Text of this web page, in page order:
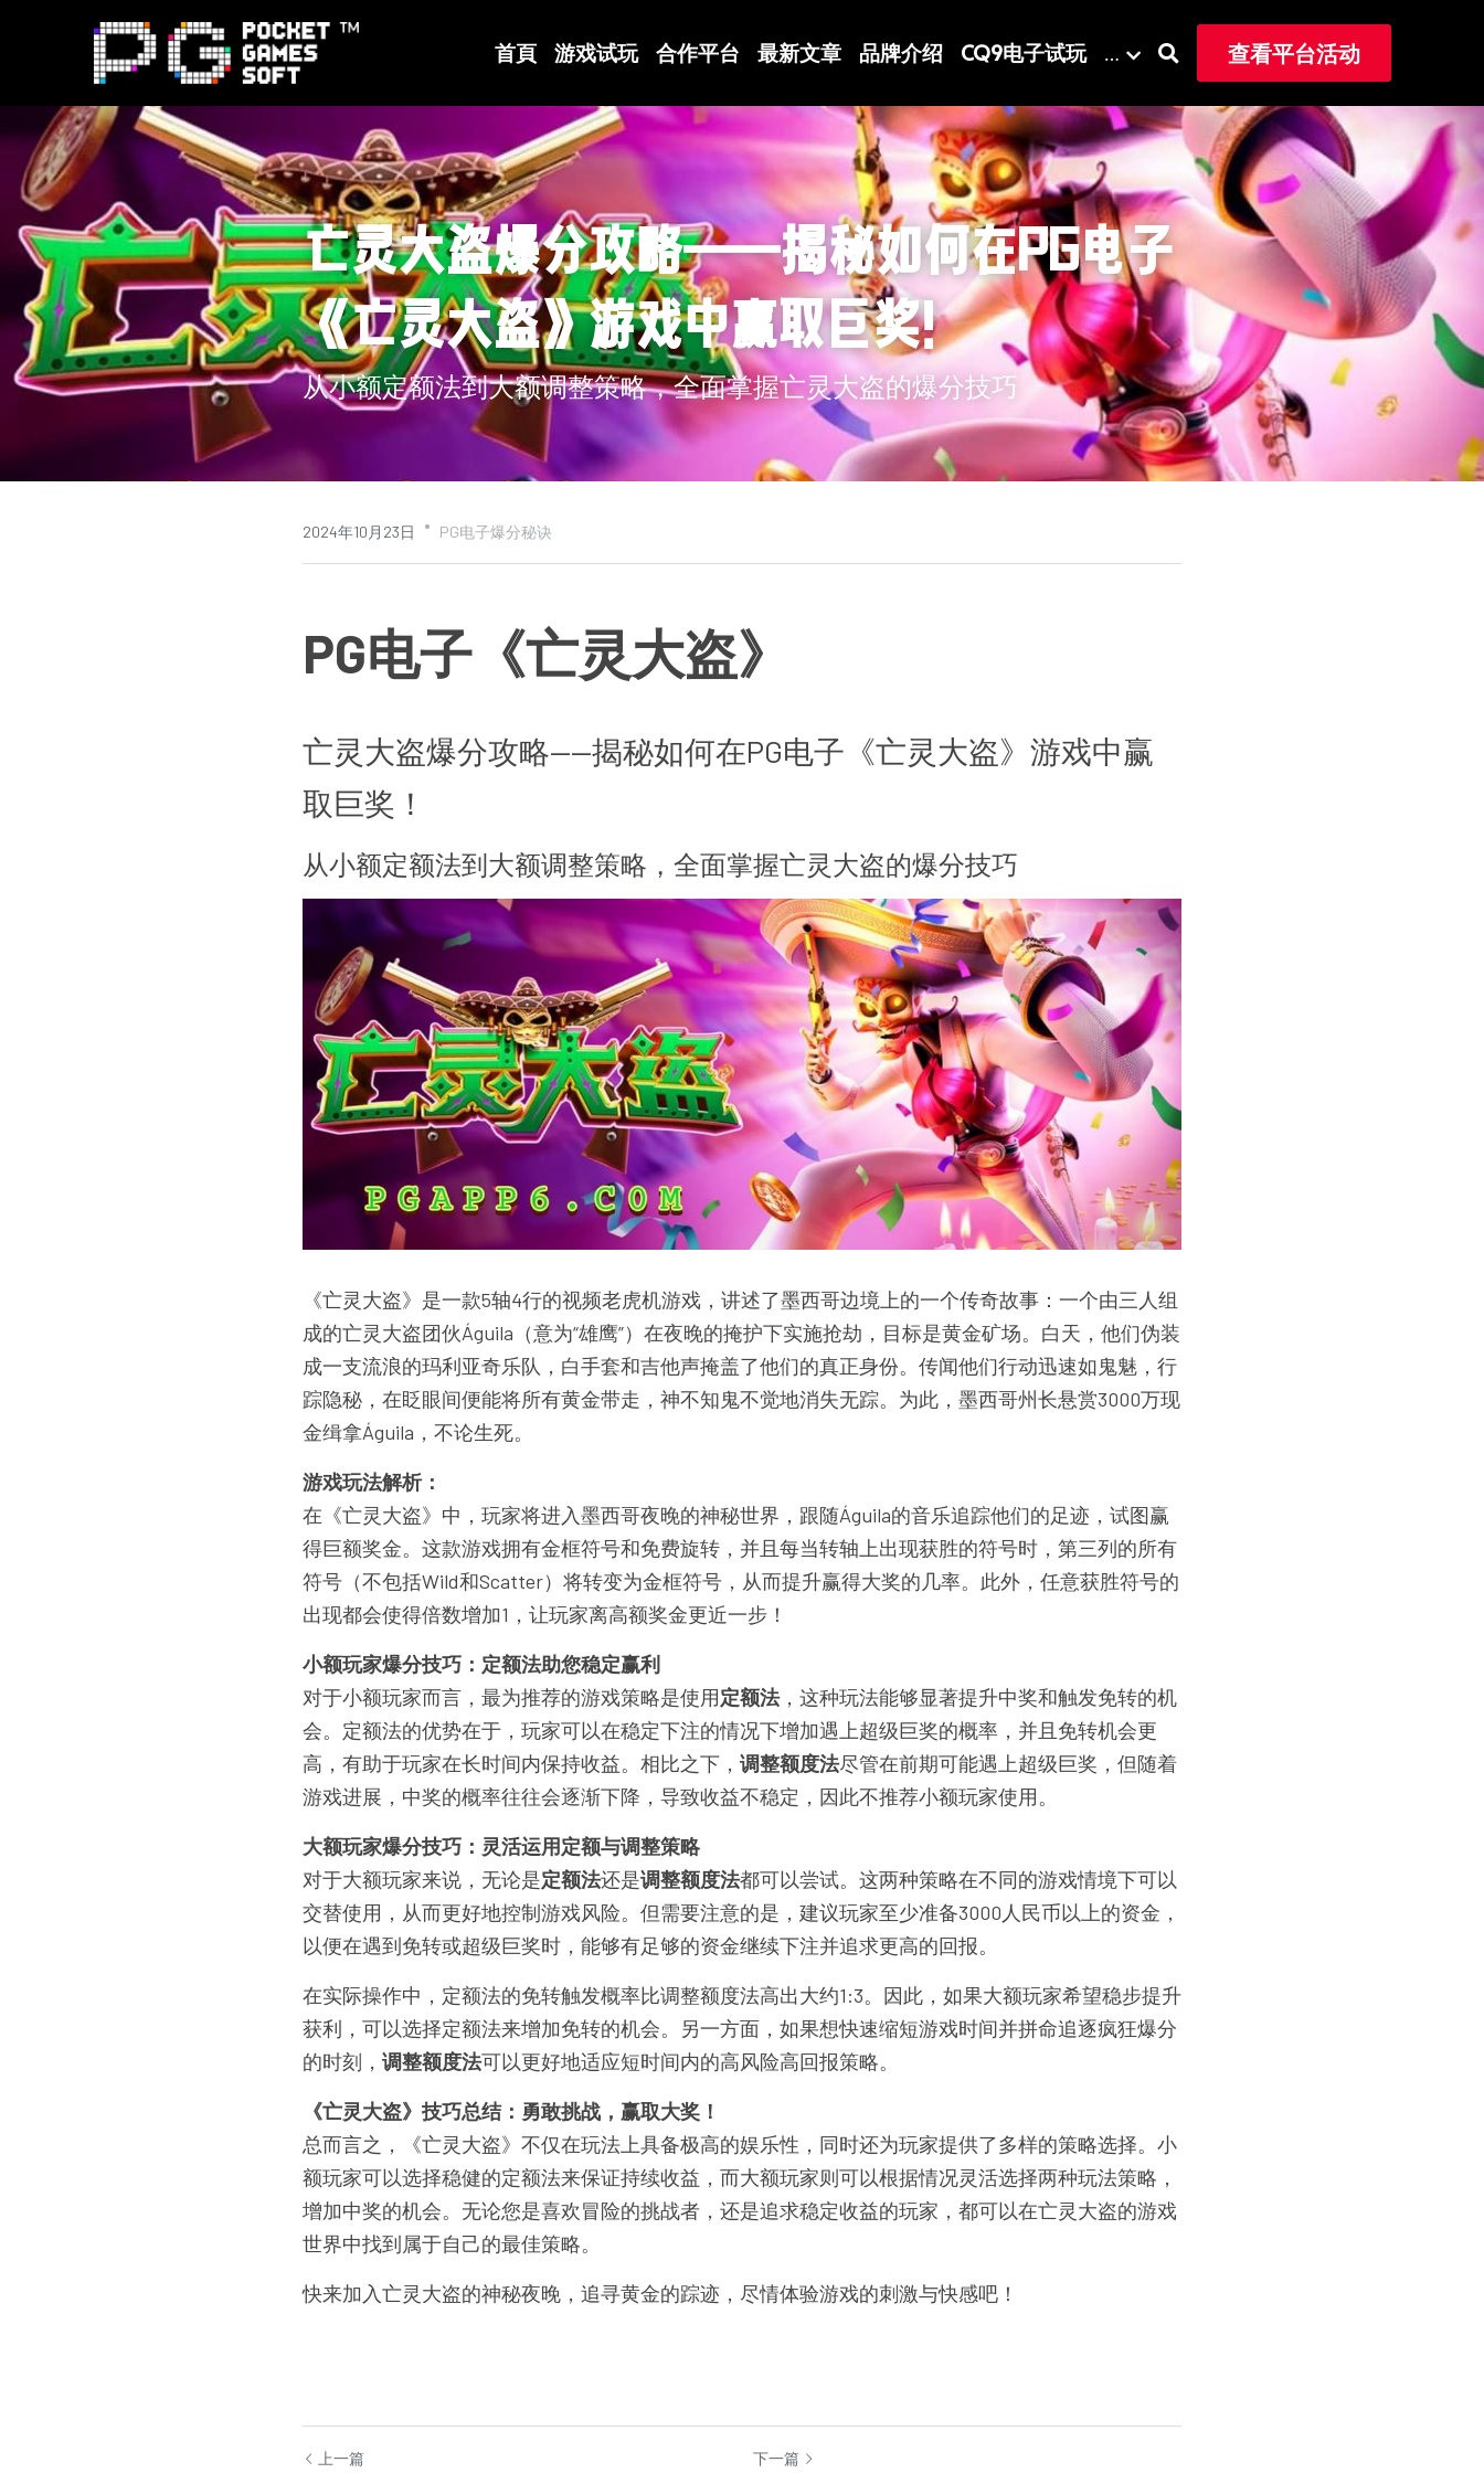
首頁 游戏试玩 合作平台 最新文章 品牌介绍 CQ9电子试玩 … 查看平台活动
亡灵大盗爆分攻略——揭秘如何在PG电子
《亡灵大盗》游戏中赢取巨奖！
从小额定额法到大额调整策略，全面掌握亡灵大盗的爆分技巧
2024年10月23日 · PG电子爆分秘诀
PG电子《亡灵大盗》
亡灵大盗爆分攻略——揭秘如何在PG电子《亡灵大盗》游戏中赢
取巨奖！
从小额定额法到大额调整策略，全面掌握亡灵大盗的爆分技巧
《亡灵大盗》是一款5轴4行的视频老虎机游戏，讲述了墨西哥边境上的一个传奇故事：一个由三人组
成的亡灵大盗团伙Águila（意为“雄鹰”）在夜晚的掩护下实施抢劫，目标是黄金矿场。白天，他们伪装
成一支流浪的玛利亚奇乐队，白手套和吉他声掩盖了他们的真正身份。传闻他们行动迅速如鬼魅，行
踪隐秘，在眨眼间便能将所有黄金带走，神不知鬼不觉地消失无踪。为此，墨西哥州长悬赏3000万现
金缉拿Águila，不论生死。
游戏玩法解析：
在《亡灵大盗》中，玩家将进入墨西哥夜晚的神秘世界，跟随Águila的音乐追踪他们的足迹，试图赢
得巨额奖金。这款游戏拥有金框符号和免费旋转，并且每当转轴上出现获胜的符号时，第三列的所有
符号（不包括Wild和Scatter）将转变为金框符号，从而提升赢得大奖的几率。此外，任意获胜符号的
出现都会使得倍数增加1，让玩家离高额奖金更近一步！
小额玩家爆分技巧：定额法助您稳定赢利
对于小额玩家而言，最为推荐的游戏策略是使用定额法，这种玩法能够显著提升中奖和触发免转的机
会。定额法的优势在于，玩家可以在稳定下注的情况下增加遇上超级巨奖的概率，并且免转机会更
高，有助于玩家在长时间内保持收益。相比之下， 调整额度法尽管在前期可能遇上超级巨奖，但随着
游戏进展，中奖的概率往往会逐渐下降，导致收益不稳定，因此不推荐小额玩家使用。
大额玩家爆分技巧：灵活运用定额与调整策略
对于大额玩家来说，无论是定额法还是调整额度法都可以尝试。这两种策略在不同的游戏情境下可以
交替使用，从而更好地控制游戏风险。但需要注意的是，建议玩家至少准备3000人民币以上的资金，
以便在遇到免转或超级巨奖时，能够有足够的资金继续下注并追求更高的回报。
在实际操作中，定额法的免转触发概率比调整额度法高出大约1:3。因此，如果大额玩家希望稳步提升
获利，可以选择定额法来增加免转的机会。另一方面，如果想快速缩短游戏时间并拼命追逐疯狂爆分
的时刻， 调整额度法可以更好地适应短时间内的高风险高回报策略。
《亡灵大盗》技巧总结：勇敢挑战，赢取大奖！
总而言之，《亡灵大盗》不仅在玩法上具备极高的娱乐性，同时还为玩家提供了多样的策略选择。小
额玩家可以选择稳健的定额法来保证持续收益，而大额玩家则可以根据情况灵活选择两种玩法策略，
增加中奖的机会。无论您是喜欢冒险的挑战者，还是追求稳定收益的玩家，都可以在亡灵大盗的游戏
世界中找到属于自己的最佳策略。
快来加入亡灵大盗的神秘夜晚，追寻黄金的踪迹，尽情体验游戏的刺激与快感吧！
上一篇 下一篇